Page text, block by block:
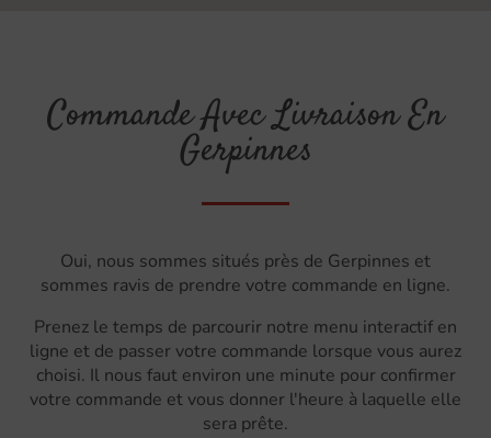
Commande Avec Livraison En
Gerpinnes
Oui, nous sommes situés près de Gerpinnes et
sommes ravis de prendre votre commande en ligne.
Prenez le temps de parcourir notre menu interactif en
ligne et de passer votre commande lorsque vous aurez
choisi. Il nous faut environ une minute pour confirmer
votre commande et vous donner l'heure à laquelle elle
sera prête.